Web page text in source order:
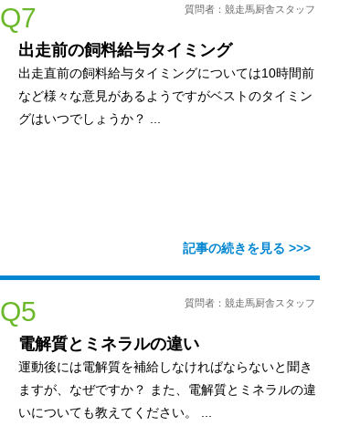
Q7 質問者：競走馬厨舎スタッフ
出走前の飼料給与タイミング
出走直前の飼料給与タイミングについては10時間前
など様々な意見があるようですがベストのタイミン
グはいつでしょうか？ ...
Q5 質問者：競走馬厨舎スタッフ
電解質とミネラルの違い
運動後には電解質を補給しなければならないと聞き
ますが、なぜですか？ また、電解質とミネラルの違
いについても教えてください。 ...